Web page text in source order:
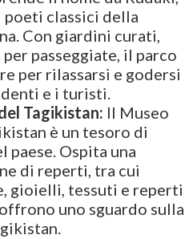
poeti classici della
Con giardini curati,
passeggiate, il parco
per rilassarsi e godersi
e i turisti.
Tagikistan: Il Museo
è un tesoro di
paese. Ospita una
di reperti, tra cui
gioielli, tessuti e reperti
uno sguardo sulla